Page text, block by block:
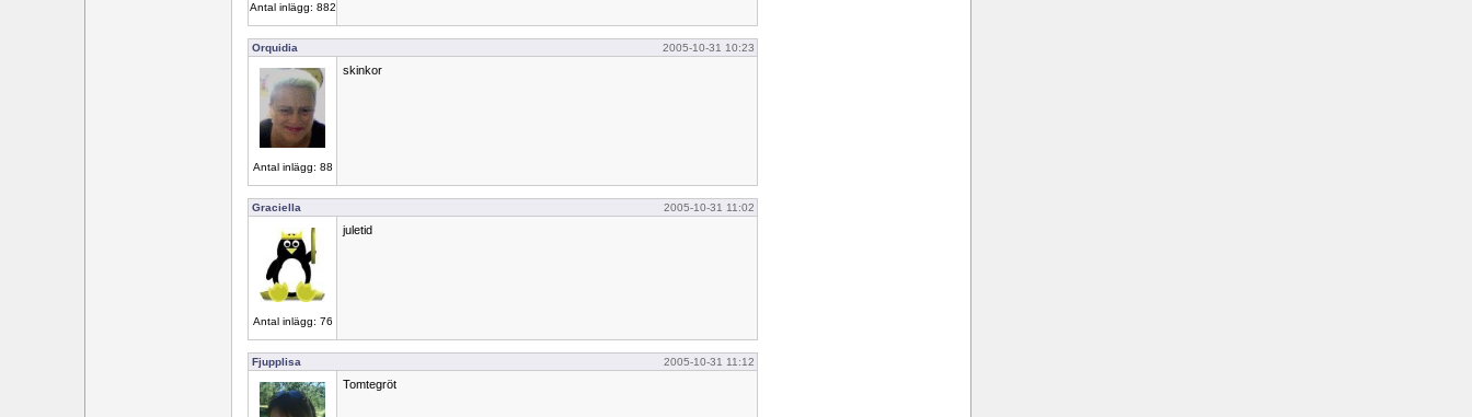
Antal inlägg: 882
Orquidia 2005-10-31 10:23
Antal inlägg: 88
skinkor
Graciella 2005-10-31 11:02
Antal inlägg: 76
juletid
Fjupplisa 2005-10-31 11:12
Tomtegröt